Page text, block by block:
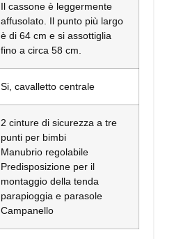
Il cassone è leggermente
affusolato. Il punto più largo
è di 64 cm e si assottiglia
fino a circa 58 cm.
Si, cavalletto centrale
2 cinture di sicurezza a tre
punti per bimbi
Manubrio regolabile
Predisposizione per il
montaggio della tenda
parapioggia e parasole
Campanello